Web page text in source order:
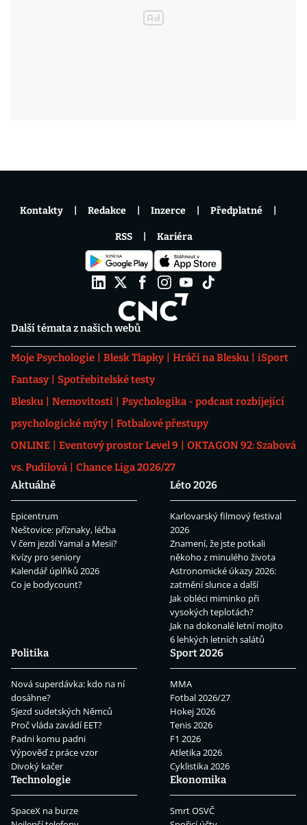
Další témata z našich webů
Moje Psychologie Blesk Tlapky Hráči na Blesku
iSport
Fantasy
Spotřebitelské testy
Blesku
Nemovitosti
Psychologika - podcast rozbíjející
psychologické mýty
Fotbalové přestupy
ONLINE
Eventový prostor Level 9
OKTAGON 92: Szabová
vs. Pudilová
Chance Liga 2026/27
Aktuálně
Epicentrum
Neštovice: příznaky, léčba
V čem jezdí Yamal a Mesii?
Kvízy pro seniory
Kalendář úplňků 2026
Co je bodycount?
Léto 2026
Karlovarský filmový festival
2026
Znamení, že jste potkali
někoho z minulého života
Astronomické úkazy 2026:
zatmění slunce a další
Jak obléci miminko při
vysokých teplotách?
Jak na dokonalé letní mojito
6 lehkých letních salátů
Politika
Nová superdávka: kdo na ní
dosáhne?
Sjezd sudetských Němců
Proč vláda zavádí EET?
Padni komu padni
Výpověď z práce vzor
Divoký kačer
Sport 2026
MMA
Fotbal 2026/27
Hokej 2026
Tenis 2026
F1 2026
Atletika 2026
Cyklistika 2026
Technologie
SpaceX na burze
Ekonomika
Smrt OSVČ
Kontakty Redakce Inzerce Předplatné
RSS Kariéra